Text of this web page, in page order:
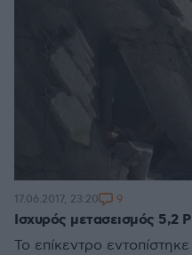
Ισχυρός μετασεισμός 5,2
Το επίκεντρο
17.06.2017, 23:20 9